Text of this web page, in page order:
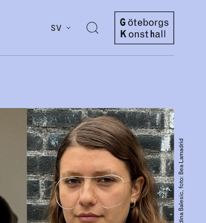
SV
Öppna